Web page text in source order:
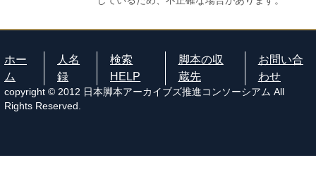
ホー
ム
人名
録
検索
HELP
脚本の収
蔵先
お問い合
わせ
copyright © 2012 日本脚本アーカイブズ推進コンソーシアム All
Rights Reserved.